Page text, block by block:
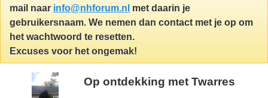
mail naar info@nhforum.nl met daarin je
gebruikersnaam. We nemen dan contact met je op om
het wachtwoord te resetten.
Excuses voor het ongemak!
Op ontdekking met Twarres